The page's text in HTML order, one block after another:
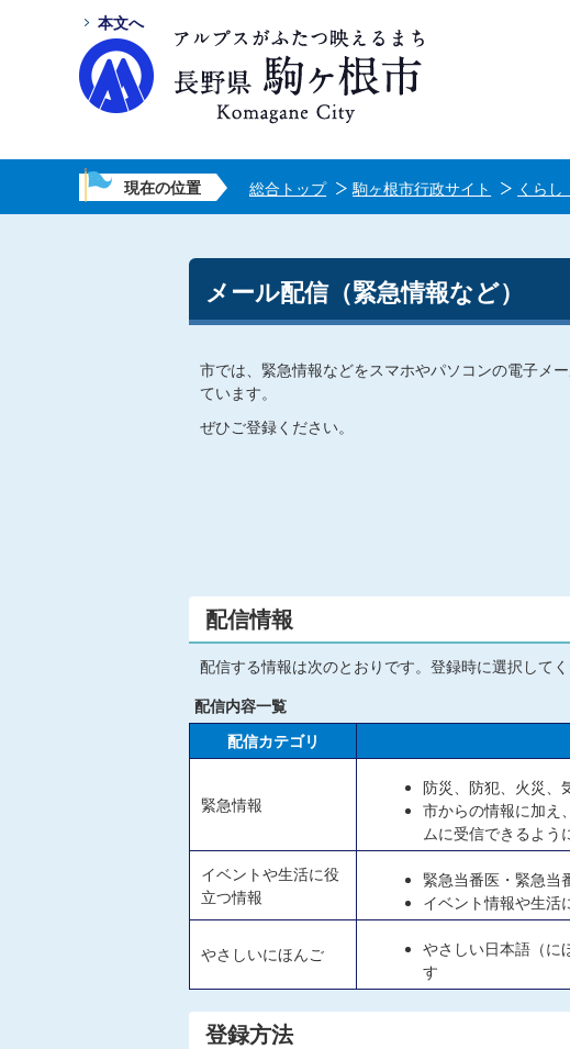
本文へ
現在の位置 総合トップ 駒ヶ根市行政サイト くらし
メール配信（緊急情報など）
市では、緊急情報などをスマホやパソコンの電子メ
ています。
ぜひご登録ください。
配信情報
配信する情報は次のとおりです。登録時に選択してく
配信内容一覧
配信カテゴリ
緊急情報
防災、防犯、火災、
市からの情報に加え
ムに受信できるよう
イベントや生活に役
立つ情報
緊急当番医・緊急当
イベント情報や生活
やさしいにほんご
やさしい日本語（に
す
登録方法